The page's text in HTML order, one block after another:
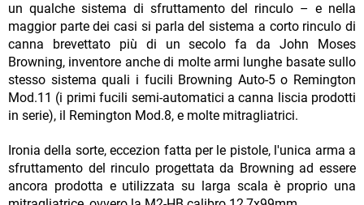
un qualche sistema di sfruttamento del rinculo – e nella
maggior parte dei casi si parla del sistema a corto rinculo di
canna brevettato più di un secolo fa da John Moses
Browning, inventore anche di molte armi lunghe basate sullo
stesso sistema quali i fucili Browning Auto-5 o Remington
Mod.11 (i primi fucili semi-automatici a canna liscia prodotti
in serie), il Remington Mod.8, e molte mitragliatrici.
Ironia della sorte, eccezion fatta per le pistole, l'unica arma a
sfruttamento del rinculo progettata da Browning ad essere
ancora prodotta e utilizzata su larga scala è proprio una